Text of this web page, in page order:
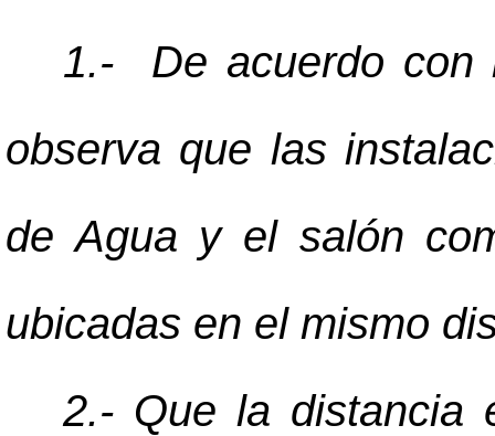
1.- De acuerdo con
observa que las
de Agua y el salón
ubicadas en el mismo
2.- Que la distancia